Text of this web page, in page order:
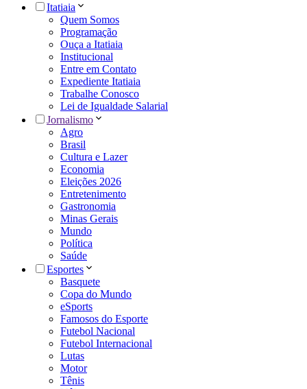
Itatiaia
Quem Somos
Programação
Ouça a Itatiaia
Institucional
Entre em Contato
Expediente Itatiaia
Trabalhe Conosco
Lei de Igualdade Salarial
Jornalismo
Agro
Brasil
Cultura e Lazer
Economia
Eleições 2026
Entretenimento
Gastronomia
Minas Gerais
Mundo
Política
Saúde
Esportes
Basquete
Copa do Mundo
eSports
Famosos do Esporte
Futebol Nacional
Futebol Internacional
Lutas
Motor
Tênis